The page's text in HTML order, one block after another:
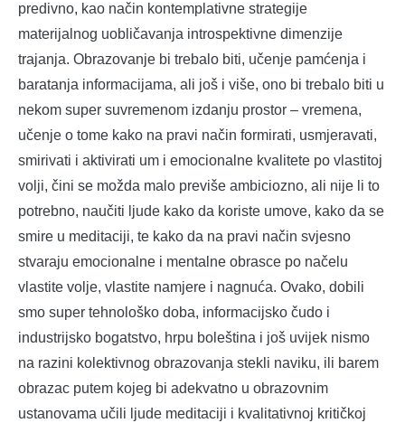
predivno, kao način kontemplativne strategije
materijalnog uobličavanja introspektivne dimenzije
trajanja. Obrazovanje bi trebalo biti, učenje pamćenja i
baratanja informacijama, ali još i više, ono bi trebalo biti u
nekom super suvremenom izdanju prostor – vremena,
učenje o tome kako na pravi način formirati, usmjeravati,
smirivati i aktivirati um i emocionalne kvalitete po vlastitoj
volji, čini se možda malo previše ambiciozno, ali nije li to
potrebno, naučiti ljude kako da koriste umove, kako da se
smire u meditaciji, te kako da na pravi način svjesno
stvaraju emocionalne i mentalne obrasce po načelu
vlastite volje, vlastite namjere i nagnuća. Ovako, dobili
smo super tehnološko doba, informacijsko čudo i
industrijsko bogatstvo, hrpu boleština i još uvijek nismo
na razini kolektivnog obrazovanja stekli naviku, ili barem
obrazac putem kojeg bi adekvatno u obrazovnim
ustanovama učili ljude meditaciji i kvalitativnoj kritičkoj